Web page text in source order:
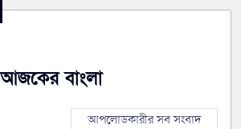
আজকের বাংলা
আপলোডকারীর সব সংবাদ